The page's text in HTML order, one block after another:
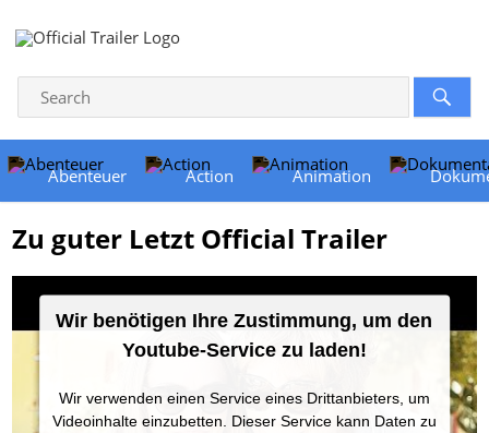
Abenteuer Action Animation
Zu guter Letzt Official Trailer
Wir benötigen Ihre Zustimmung, um den
Youtube-Service zu laden!
Wir verwenden einen Service eines Drittanbieters, um
Videoinhalte einzubetten. Dieser Service kann Daten zu